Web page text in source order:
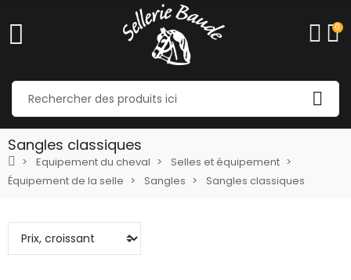
0
Sangles classiques
Equipement du cheval
Selles et équipement
Équipement de la selle
Sangles Sangles classiques